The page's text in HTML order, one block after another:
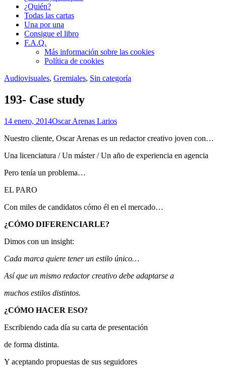
año entero. Y ahora, lo hemos puesto en un
libro.
content
¿Quién?
Todas las cartas
Una por una
Consigue el libro
F.A.Q.
Más información sobre las cookies
Política de cookies
Audiovisuales, Gremiales, Sin categoría
193- Case study
14 enero, 2014Oscar Arenas Larios
Nuestro cliente, Oscar Arenas es un redactor creativo joven con…
Una licenciatura / Un máster / Un año de experiencia en agencia
Pero tenía un problema…
EL PARO
Con miles de candidatos cómo él en el mercado…
¿CÓMO DIFERENCIARLE?
Dimos con un insight:
Cada marca quiere tener un estilo único…
Así que un mismo redactor creativo debe adaptarse a
muchos estilos distintos.
¿CÓMO HACER ESO?
Escribiendo cada día su carta de presentación
de forma distinta.
Y aceptando propuestas de sus seguidores